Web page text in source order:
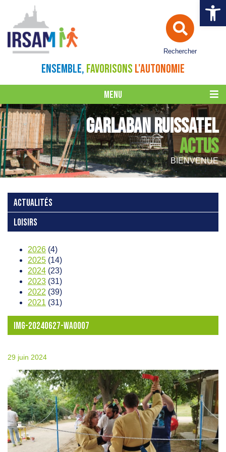
Ouvrir
Rechercher
ENSEMBLE, FAVORISONS L'AUTONOMIE
MENU
GARLABAN RUISSATEL
ACTUS
BIENVENUE
ACTUALITÉS
LOISIRS
2026 (4)
2025 (14)
2024 (23)
2023 (31)
2022 (39)
2021 (31)
IMG-20240627-WA0007
29 juin 2024